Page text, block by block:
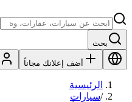
بحث
أضف إعلانك مجاناً
الرئيسية
/سيارات